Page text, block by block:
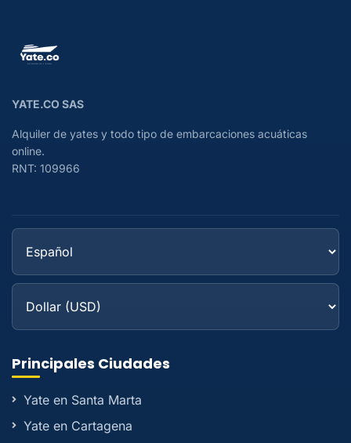
YATE.CO SAS
Alquiler de yates y todo tipo de embarcaciones acuáticas
online.
RNT: 109966
Principales Ciudades
Yate en Santa Marta
Yate en Cartagena